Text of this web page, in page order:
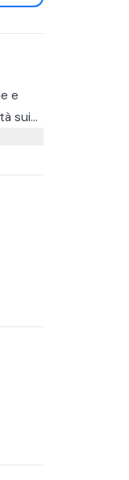
e
sui
che